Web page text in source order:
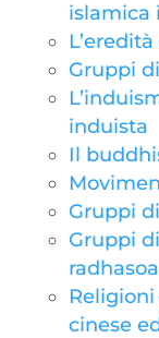
islamica
Gruppi
induista
Il
Gruppi
Gruppi
cinese